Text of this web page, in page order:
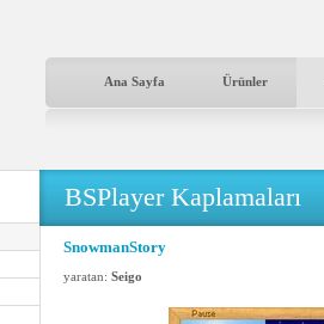
Ana Sayfa Ürünler
BSPlayer Kaplamaları
SnowmanStory
yaratan: Seigo